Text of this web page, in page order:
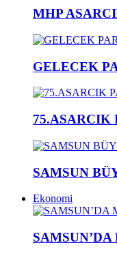
MHP
GELECEK
75.ASARCIK
SAMSUN
Ekonomi